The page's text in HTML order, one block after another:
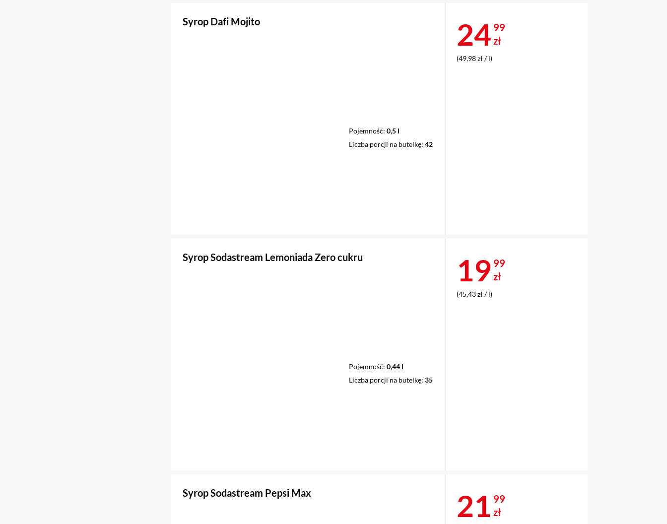
Syrop Dafi Mojito
Pojemność 0,5 l
Liczba porcji na butelkę 42
Cena 24,99 zł
24 99
zł
(49,98 zł / l)
Syrop Sodastream Lemoniada Zero cukru
Pojemność 0,44 l
Liczba porcji na butelkę 35
Cena 19,99 zł
19 99
zł
(45,43 zł / l)
Syrop Sodastream Pepsi Max Cena 21,99 zł
21 99
zł